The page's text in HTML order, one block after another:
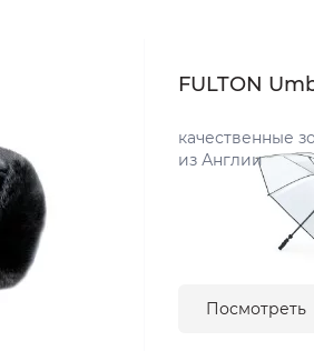
FULTON
качественные
из Англии
Посмотреть